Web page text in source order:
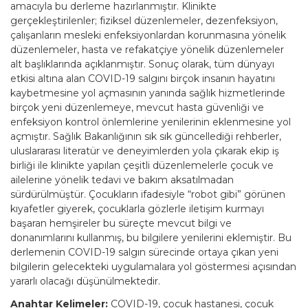
amacıyla bu derleme hazırlanmıştır. Klinikte
gerçekleştirilenler; fiziksel düzenlemeler, dezenfeksiyon,
çalışanların mesleki enfeksiyonlardan korunmasına yönelik
düzenlemeler, hasta ve refakatçiye yönelik düzenlemeler
alt başlıklarında açıklanmıştır. Sonuç olarak, tüm dünyayı
etkisi altına alan COVID-19 salgını birçok insanın hayatını
kaybetmesine yol açmasının yanında sağlık hizmetlerinde
birçok yeni düzenlemeye, mevcut hasta güvenliği ve
enfeksiyon kontrol önlemlerine yenilerinin eklenmesine yol
açmıştır. Sağlık Bakanlığının sık sık güncellediği rehberler,
uluslararası literatür ve deneyimlerden yola çıkarak ekip iş
birliği ile klinikte yapılan çeşitli düzenlemelerle çocuk ve
ailelerine yönelik tedavi ve bakım aksatılmadan
sürdürülmüştür. Çocukların ifadesiyle “robot gibi” görünen
kıyafetler giyerek, çocuklarla gözlerle iletişim kurmayı
başaran hemşireler bu süreçte mevcut bilgi ve
donanımlarını kullanmış, bu bilgilere yenilerini eklemiştir. Bu
derlemenin COVID-19 salgın sürecinde ortaya çıkan yeni
bilgilerin gelecekteki uygulamalara yol göstermesi açısından
yararlı olacağı düşünülmektedir.
Anahtar Kelimeler: COVID-19, çocuk hastanesi, çocuk